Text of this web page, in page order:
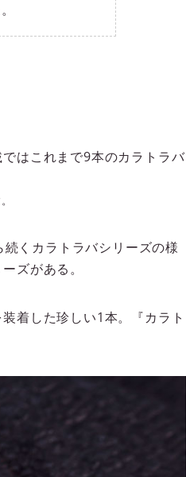
はこれまで9本のカラトラバ
くカラトラバシリーズの様
ズがある。
着した珍しい1本。『カラト